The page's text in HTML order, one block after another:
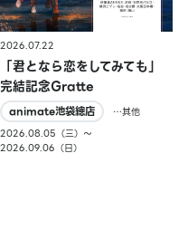
2026.07.22
「君となら恋をしてみても」
完結記念Gratte
animate池袋總店
…其他
2026.08.05（三）〜
2026.09.06（日）